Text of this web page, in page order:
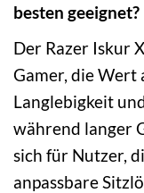
besten geeignet?
Der Razer Iskur
Gamer, die Wert
Langlebigkeit
während langer
sich für Nutzer,
anpassbare